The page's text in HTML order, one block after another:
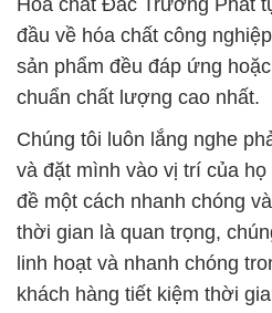
Hóa chất Đắc Trường Phát
đầu về hóa chất công
sản phẩm đều đáp ứng
chuẩn chất lượng cao nhất.
Chúng tôi luôn lắng nghe
và đặt mình vào vị trí của
đề một cách nhanh chóng
thời gian là quan trọng,
linh hoạt và nhanh chóng
khách hàng tiết kiệm thời